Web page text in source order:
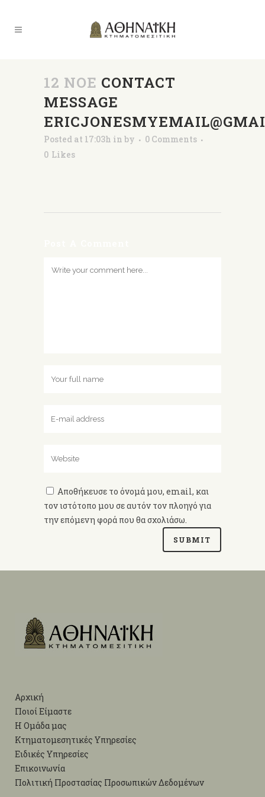
12 ΝΟΈ CONTACT
MESSAGE
Posted at 17:03h in by
0 Comments
0 Likes
Αποθήκευσε το όνομά μου, email, και
τον ιστότοπο μου σε αυτόν τον πλοηγό για
την επόμενη φορά που θα σχολιάσω.
Αρχική
Ποιοί Είμαστε
Η Ομάδα μας
Κτηματομεσητικές Υπηρεσίες
Ειδικές Υπηρεσίες
Επικοινωνία
Πολιτική Προστασίας Προσωπικών Δεδομένων